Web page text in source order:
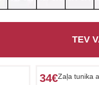
TEV
34€Zaļa tunika